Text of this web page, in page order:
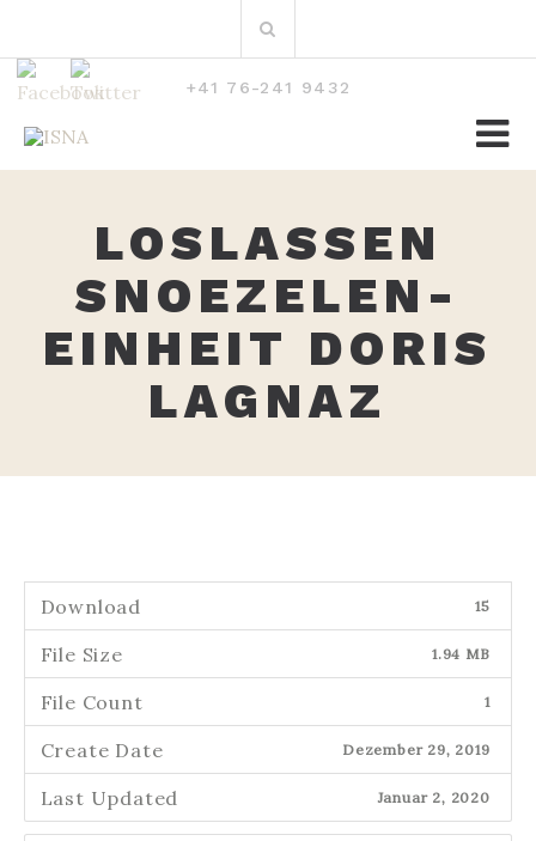
nach:
+41 76-241 9432
LOSLASSEN
SNOEZELEN-
EINHEIT DORIS
LAGNAZ
Download 15
File Size 1.94 MB
File Count 1
Create Date Dezember 29, 2019
Last Updated Januar 2, 2020